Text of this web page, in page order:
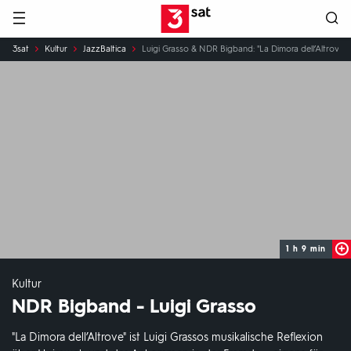
Hauptnavigation 3SAT
Sie
sind
3sat Kultur JazzBaltica Luigi Grasso & NDR Bigband: "La Dimora dell’Altrove"
1 h 9 min
Kultur
NDR Bigband - Luigi Grasso
"La Dimora dell’Altrove" ist Luigi Grassos musikalische Reflexion